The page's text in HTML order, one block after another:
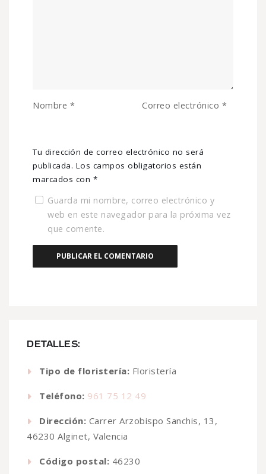
DETALLES:
Tipo de floristería: Floristería
Teléfono: 961 75 12 49
Dirección: Carrer Arzobispo Sanchis, 13,
46230 Alginet, Valencia
Código postal: 46230
Tu dirección de correo electrónico no será
publicada. Los campos obligatorios están
marcados con *
Nombre * Correo electrónico *
Guarda mi nombre, correo electrónico y
web en este navegador para la próxima vez
que comente.